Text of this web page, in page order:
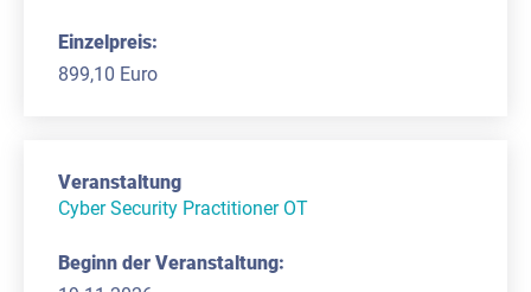
899,10 Euro
Cyber Security Practitioner OT